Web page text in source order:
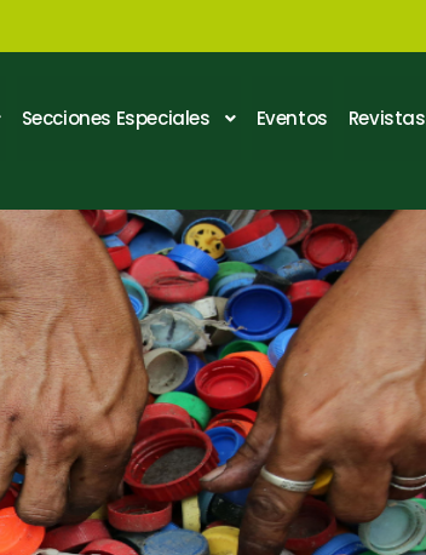
Secciones Especiales Eventos Revistas